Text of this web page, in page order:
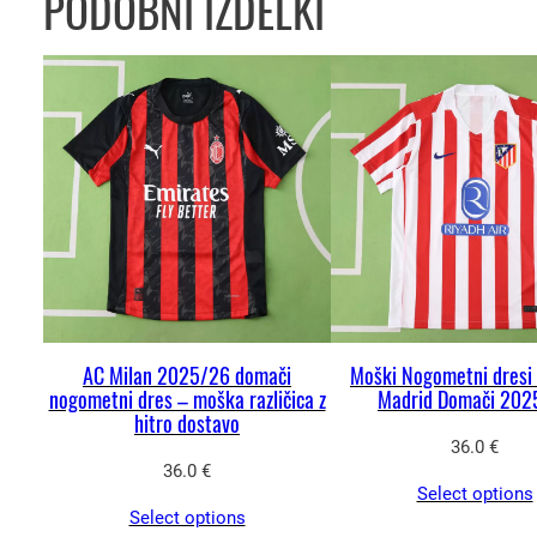
AC Milan 2025/26 domači
nogometni dres – moška različica z
hitro dostavo
36.0 €
Select options
Moški Nogometni
Madrid Domači
36.0 €
Select options